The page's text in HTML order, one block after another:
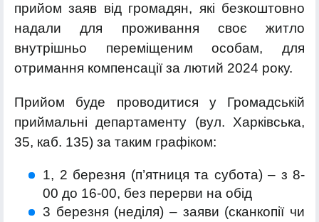
прийом заяв від громадян, які безкоштовно
надали для проживання своє житло
внутрішньо переміщеним особам, для
отримання компенсації за лютий 2024 року.
Прийом буде проводитися у Громадській
приймальні департаменту (вул. Харківська,
35, каб. 135) за таким графіком:
1, 2 березня (п’ятниця та субота) – з 8-
00 до 16-00, без перерви на обід
3 березня (неділя) – заяви (сканкопії чи